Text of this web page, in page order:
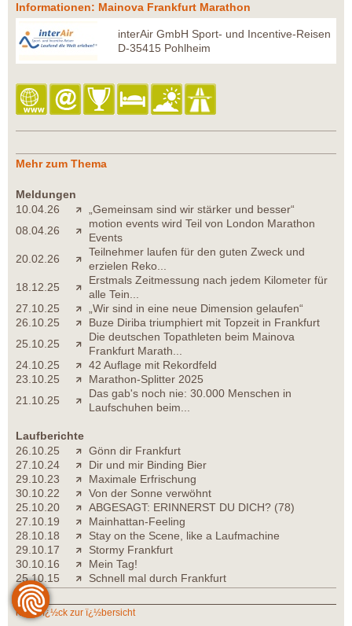
Informationen: Mainova Frankfurt Marathon
interAir GmbH Sport- und Incentive-Reisen
D-35415 Pohlheim
Mehr zum Thema
Meldungen
10.04.26
„Gemeinsam sind wir stärker und besser“
08.04.26
motion events wird Teil von London Marathon
Events
20.02.26
Teilnehmer laufen für den guten Zweck und
erzielen Reko...
18.12.25
Erstmals Zeitmessung nach jedem Kilometer für
alle Tein...
27.10.25
„Wir sind in eine neue Dimension gelaufen“
26.10.25
Buze Diriba triumphiert mit Topzeit in Frankfurt
25.10.25
Die deutschen Topathleten beim Mainova
Frankfurt Marath...
24.10.25
42 Auflage mit Rekordfeld
23.10.25
Marathon-Splitter 2025
21.10.25
Das gab's noch nie: 30.000 Menschen in
Laufschuhen beim...
Laufberichte
26.10.25
Gönn dir Frankfurt
27.10.24
Dir und mir Binding Bier
29.10.23
Maximale Erfrischung
30.10.22
Von der Sonne verwöhnt
25.10.20
ABGESAGT: ERINNERST DU DICH? (78)
27.10.19
Mainhattan-Feeling
28.10.18
Stay on the Scene, like a Laufmachine
29.10.17
Stormy Frankfurt
30.10.16
Mein Tag!
25.10.15
Schnell mal durch Frankfurt
zurï¿½ck zur ï¿½bersicht